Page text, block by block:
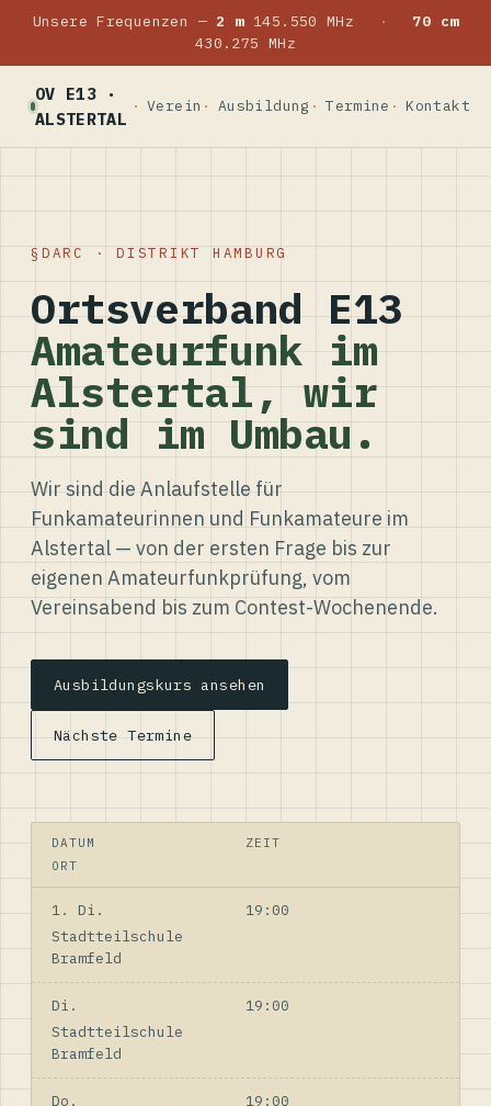
Unsere Frequenzen — 2 m145.550 MHz ·
70 cm
430.275 MHz
OV E13 ·
ALSTERTAL
Verein Ausbildung Termine Kontakt
DARC · DISTRIKT HAMBURG
Ortsverband E13
Amateurfunk im
Alstertal, wir
sind im Umbau.
Wir sind die Anlaufstelle für
Funkamateurinnen und Funkamateure im
Alstertal — von der ersten Frage bis zur
eigenen Amateurfunkprüfung, vom
Vereinsabend bis zum Contest-Wochenende.
Ausbildungskurs ansehen
Nächste Termine
DATUM
ZEIT
ORT
1. Di.
19:00
Stadtteilschule
Bramfeld
Di.
19:00
Stadtteilschule
Bramfeld
Do.
19:00